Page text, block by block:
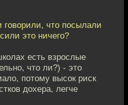
говорили, что посылали
это ничего?
есть взрослые
что ли?) - это
потому высок риск
дохера, легче